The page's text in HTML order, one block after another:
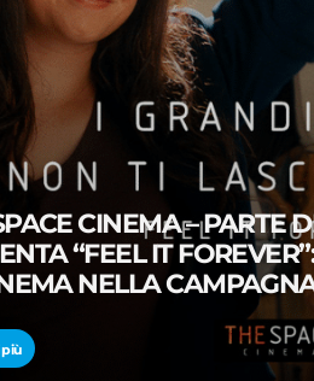
CINEMA – PARTE
“FEEL IT
NELLA
OSCAR® TAIKA
più